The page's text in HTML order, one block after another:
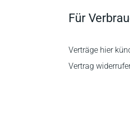
Für
Verträge hier
Vertrag